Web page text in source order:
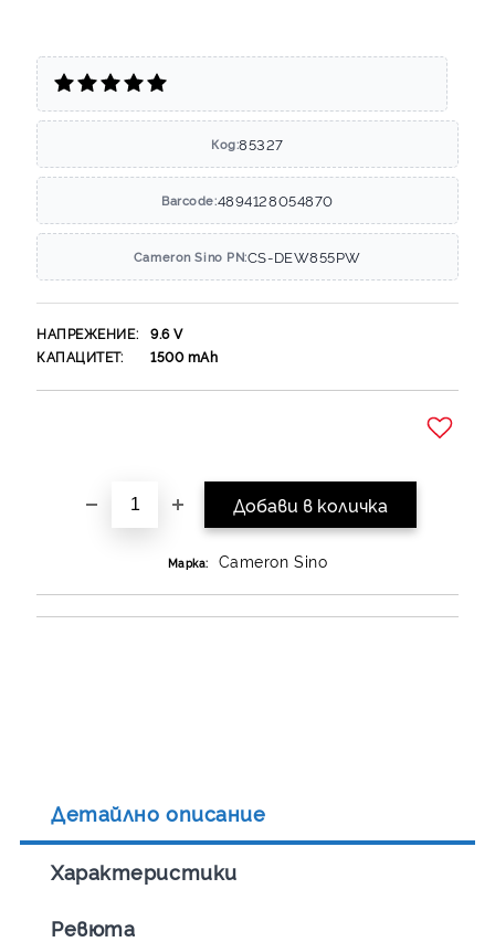
Код:85327
Barcode:4894128054870
Cameron Sino PN:CS-DEW855PW
НАПРЕЖЕНИЕ: 9.6V
КАПАЦИТЕТ:
1500mAh
Марка: Cameron Sino
Детайлно описание
Характеристики
Ревюта